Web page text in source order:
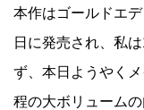
本作はゴールドエ
日に発売され、私
ず、本日ようやく
程の大ボリュームの